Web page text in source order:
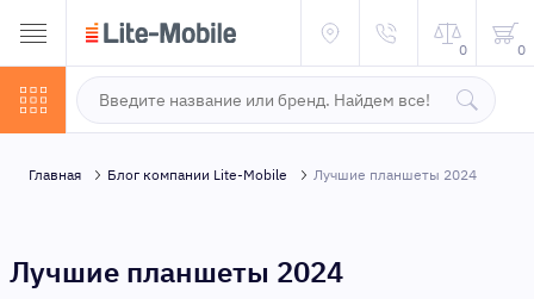
0 0
Главная Блог компании Lite-Mobile Лучшие планшеты 2024
Лучшие планшеты 2024